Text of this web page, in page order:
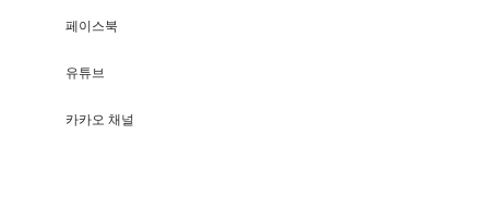
페이스북
유튜브
카카오 채널